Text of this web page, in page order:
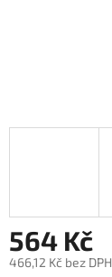
564 Kč
466,12 Kč bez DPH